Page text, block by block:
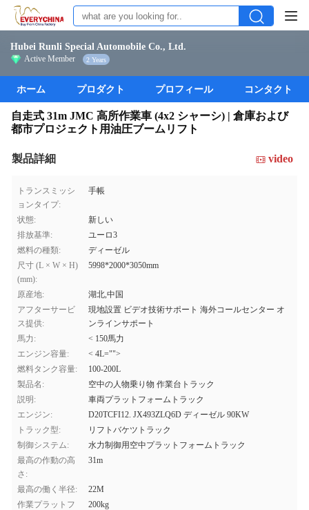
Hubei Runli Special Automobile Co., Ltd.
Active Member 2 Years
ホーム プロダクト プロフィール コンタクト
自走式 31m JMC 高所作業車 (4x2 シャーシ) | 倉庫および
都市プロジェクト用油圧ブームリフト
製品詳細 video
トランスミッシ
ョンタイプ:
手帳
状態:
新しい
排放基準:
ユーロ3
燃料の種類:
ディーゼル
尺寸 (L × W × H)
(mm):
5998*2000*3050mm
原産地:
湖北,中国
アフターサービ
ス提供:
現地設置 ビデオ技術サポート 海外コールセンター オ
ンラインサポート
馬力:
< 150馬力
エンジン容量:
< 4L="">
燃料タンク容量:
100-200L
製品名:
空中の人物乗り物 作業台トラック
説明:
車両プラットフォームトラック
エンジン:
D20TCFI12. JX493ZLQ6D ディーゼル 90KW
トラック型:
リフトバケツトラック
制御システム:
水力制御用空中プラットフォームトラック
最高の作動の高
さ:
31m
最高の働く半径:
22M
作業プラットフ
200kg